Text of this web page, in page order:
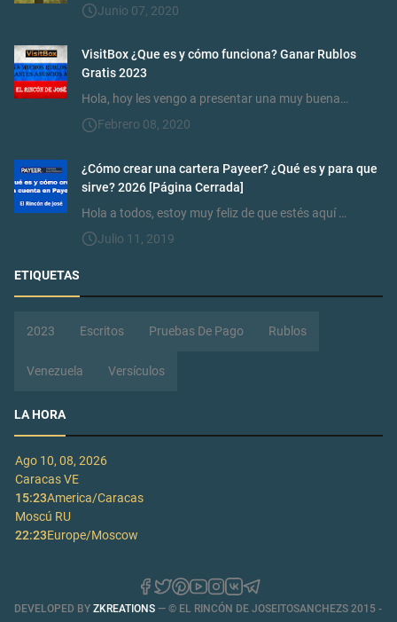
Junio 07, 2020
VisitBox ¿Que es y cómo funciona? Ganar Rublos
Gratis 2023
Hola, hoy les vengo a presentar una muy buena…
Febrero 08, 2020
¿Cómo crear una cartera Payeer? ¿Qué es y para que
sirve? 2026 [Página Cerrada]
Hola a todos, estoy muy feliz de que estés aquí …
Julio 11, 2019
ETIQUETAS
2023 Escritos Pruebas De Pago Rublos
Venezuela Versículos
LA HORA
Ago 10, 08, 2026
CaracasVE
15:23America/Caracas
Moscú RU
22:23Europe/Moscow
DEVELOPED BY ZKREATIONS — © EL RINCÓN DE JOSEITOSANCHEZS 2015 -